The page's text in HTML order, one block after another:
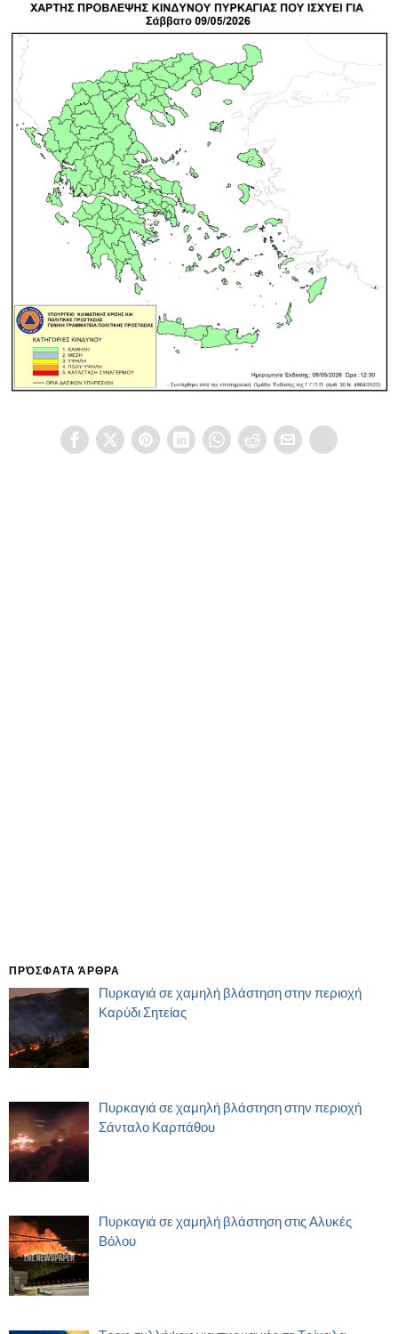
ΠΡΌΣΦΑΤΑ ΆΡΘΡΑ
Πυρκαγιά σε χαμηλή βλάστηση στην περιοχή
Καρύδι Σητείας
Πυρκαγιά σε χαμηλή βλάστηση στην περιοχή
Σάνταλο Καρπάθου
Πυρκαγιά σε χαμηλή βλάστηση στις Αλυκές
Βόλου